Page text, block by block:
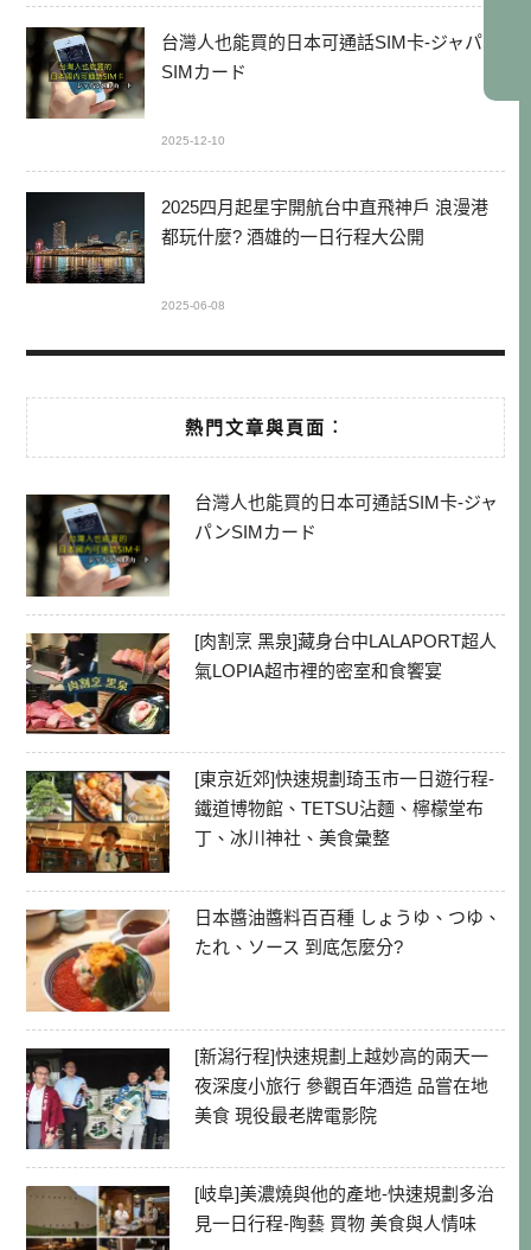
台灣人也能買的日本可通話SIM卡-ジャパン
SIMカード
2025-12-10
2025四月起星宇開航台中直飛神戶 浪漫港
都玩什麼? 酒雄的一日行程大公開
2025-06-08
熱門文章與頁面︰
台灣人也能買的日本可通話SIM卡-ジャ
パンSIMカード
[肉割烹 黑泉]藏身台中LALAPORT超人
氣LOPIA超市裡的密室和食饗宴
[東京近郊]快速規劃琦玉市一日遊行程-
鐵道博物館、TETSU沾麵、檸檬堂布
丁、冰川神社、美食彙整
日本醬油醬料百百種 しょうゆ、つゆ、
たれ、ソース 到底怎麼分?
[新潟行程]快速規劃上越妙高的兩天一
夜深度小旅行 參觀百年酒造 品嘗在地
美食 現役最老牌電影院
[岐阜]美濃燒與他的產地-快速規劃多治
見一日行程-陶藝 買物 美食與人情味